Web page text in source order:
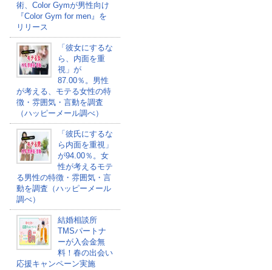
術、Color Gymが男性向け
『Color Gym for men』を
リリース
「彼女にするな
ら、内面を重
視」が
87.00％。男性
が考える、モテる女性の特
徴・雰囲気・言動を調査
（ハッピーメール調べ）
「彼氏にするな
ら内面を重視」
が94.00％。女
性が考えるモテ
る男性の特徴・雰囲気・言
動を調査（ハッピーメール
調べ）
結婚相談所
TMSパートナ
ーが入会金無
料！春の出会い
応援キャンペーン実施